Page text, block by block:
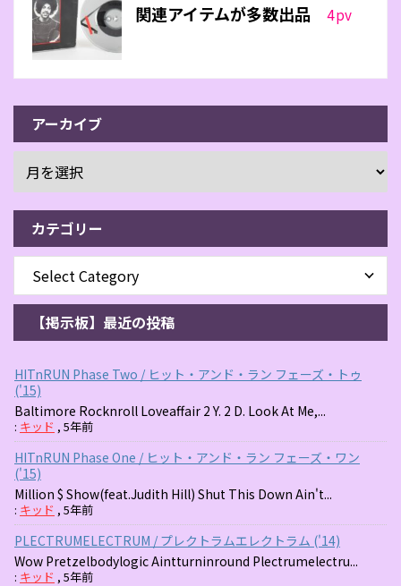
関連アイテムが多数出品
4pv
アーカイブ
カテゴリー
【掲示板】最近の投稿
HITnRUN Phase Two / ヒット・アンド・ラン フェーズ・トゥ
('15)
Baltimore Rocknroll Loveaffair 2 Y. 2 D. Look At Me,...
: キッド , 5年前
HITnRUN Phase One / ヒット・アンド・ラン フェーズ・ワン
('15)
Million $ Show(feat.Judith Hill) Shut This Down Ain't...
: キッド , 5年前
PLECTRUMELECTRUM / プレクトラムエレクトラム ('14)
Wow Pretzelbodylogic Aintturninround Plectrumelectru...
: キッド , 5年前